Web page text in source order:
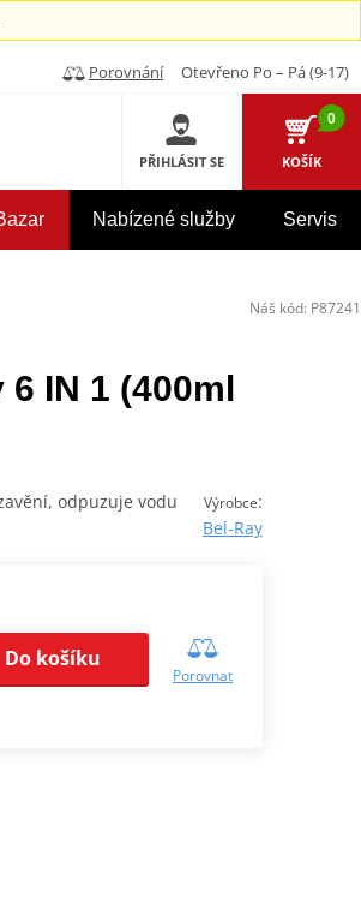
Porovnání Otevřeno Po – Pá (9-17)
PŘIHLÁSIT SE
0
KOŠÍK
Nabízené služby Servis
IN 1 (400ml
Výrobce:
Bel-Ray
odpuzuje vodu
Do košíku
Porovnat
Náš kód: P87241